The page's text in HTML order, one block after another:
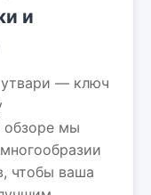
и
— ключ
обзоре мы
чтобы ваша